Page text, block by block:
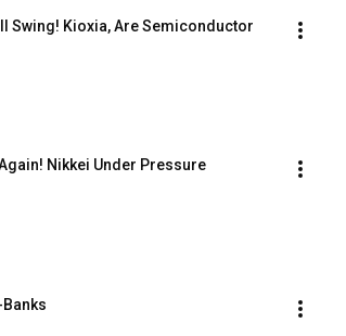
Swing! Kioxia, Are Semiconductor
Nikkei Under Pressure